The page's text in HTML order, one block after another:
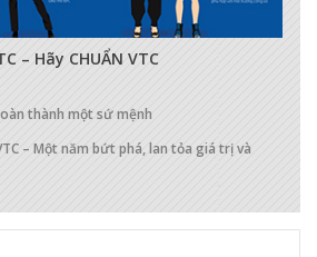
– Hãy CHUẨN VTC
thành một sứ mệnh
– Một năm bứt phá, lan tỏa giá trị và